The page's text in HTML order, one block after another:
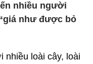
nhiều người
như được bỏ
nhiều loài cây, loài